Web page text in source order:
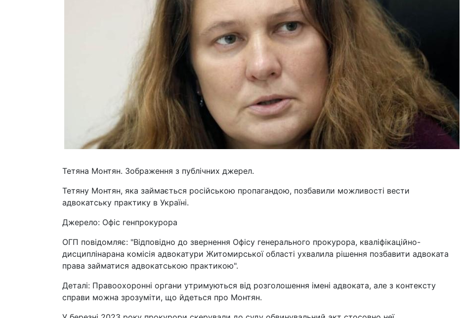
Тетяна Монтян. Зображення з публічних джерел.
Тетяну Монтян, яка займається російською пропагандою, позбавили можливості вести
адвокатську практику в Україні.
Джерело: Офіс генпрокурора
ОГП повідомляє: "Відповідно до звернення Офісу генерального прокурора, кваліфікаційно-
дисциплінарана комісія адвокатури Житомирської області ухвалила рішення позбавити адвоката
права займатися адвокатською практикою".
Деталі: Правоохоронні органи утримуються від розголошення імені адвоката, але з контексту
справи можна зрозуміти, що йдеться про Монтян.